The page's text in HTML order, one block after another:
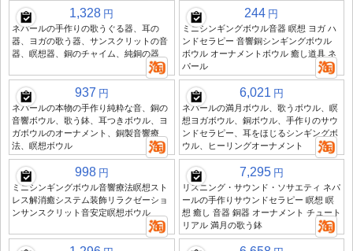
1,328 円
ネパールの手作りの歌うぐる器、耳の
器、ヨガの歌う器、サンスクリットの音
器、瞑想器、銅のチャイム、純銅の器
244 円
ミニシンギングボウル音器 瞑想 ヨガ ハ
ンドセラピー 音響銅シンギングボウル
ボウル オーナメントボウル 癒し道具 ネ
パール
937 円
ネパールの本物の手作り純粋な音、銅の
音響ボウル、歌う鉢、耳つきボウル、ヨ
ガボウルのオーナメント、銅製音響療
法、瞑想ボウル
6,021 円
ネパールの満月ボウル、歌うボウル、瞑
想ヨガボウル、銅ボウル、手作りのサウ
ンドセラピー、耳をほじるシンギングボ
ウル、ヒーリングオーナメント
998 円
ミニシンギングボウル音響療法瞑想スト
レス解消癒システム装飾リラクゼーショ
ンサンスクリット音安定瞑想ボウル
7,295 円
リスニング・サウンド・ソサエティ ネパ
ールの手作りサウンドセラピー 瞑想 瞑
想 癒し 音器 銅器 オーナメント チュート
リアル 満月の歌う鉢